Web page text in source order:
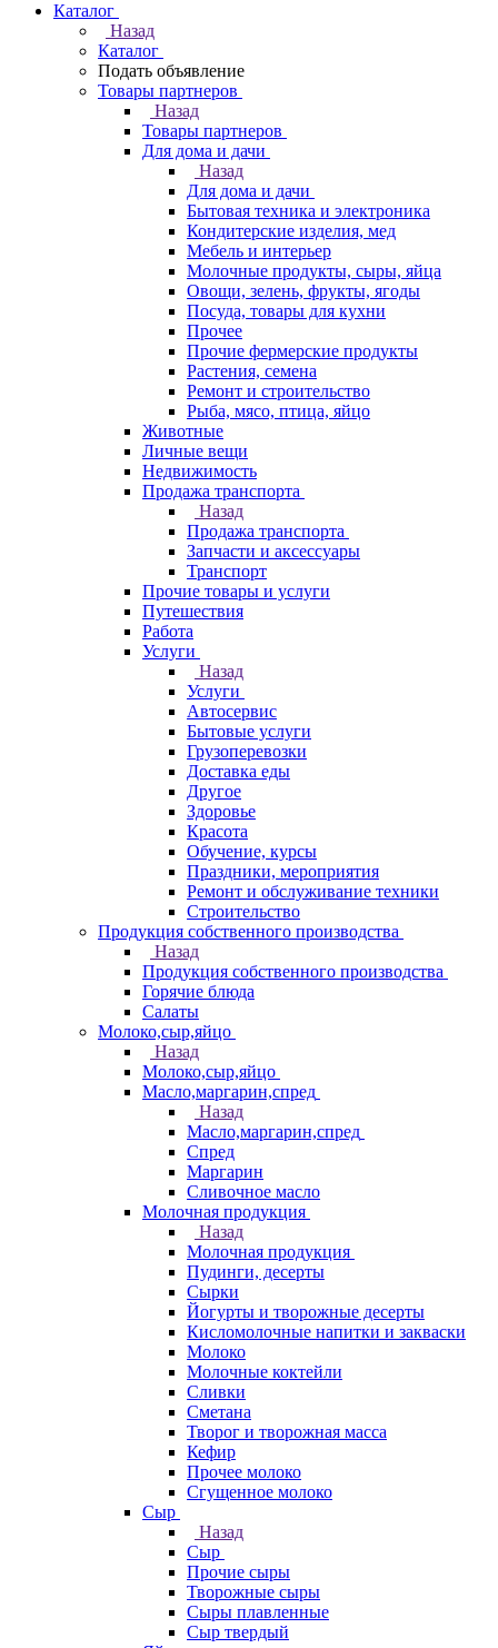
Каталог
Назад
Каталог
Подать объявление
Товары партнеров
Назад
Товары партнеров
Для дома и дачи
Назад
Для дома и дачи
Бытовая техника и электроника
Кондитерские изделия, мед
Мебель и интерьер
Молочные продукты, сыры, яйца
Овощи, зелень, фрукты, ягоды
Посуда, товары для кухни
Прочее
Прочие фермерские продукты
Растения, семена
Ремонт и строительство
Рыба, мясо, птица, яйцо
Животные
Личные вещи
Недвижимость
Продажа транспорта
Назад
Продажа транспорта
Запчасти и аксессуары
Транспорт
Прочие товары и услуги
Путешествия
Работа
Услуги
Назад
Услуги
Автосервис
Бытовые услуги
Грузоперевозки
Доставка еды
Другое
Здоровье
Красота
Обучение, курсы
Праздники, мероприятия
Ремонт и обслуживание техники
Строительство
Продукция собственного производства
Назад
Продукция собственного производства
Горячие блюда
Салаты
Молоко,сыр,яйцо
Назад
Молоко,сыр,яйцо
Масло,маргарин,спред
Назад
Масло,маргарин,спред
Спред
Маргарин
Сливочное масло
Молочная продукция
Назад
Молочная продукция
Пудинги, десерты
Сырки
Йогурты и творожные десерты
Кисломолочные напитки и закваски
Молоко
Молочные коктейли
Сливки
Сметана
Творог и творожная масса
Кефир
Прочее молоко
Сгущенное молоко
Сыр
Назад
Сыр
Прочие сыры
Творожные сыры
Сыры плавленные
Сыр твердый